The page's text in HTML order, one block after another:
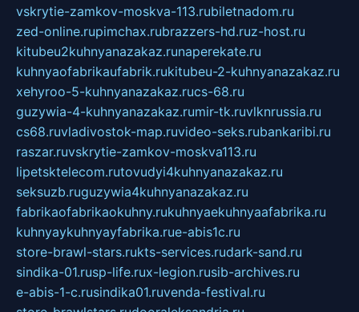
vskrytie-zamkov-moskva-113.rubiletnadom.ru
zed-online.rupimchax.rubrazzers-hd.ruz-host.ru
kitubeu2kuhnyanazakaz.runaperekate.ru
kuhnyaofabrikaufabrik.rukitubeu-2-kuhnyanazakaz.ru
xehyroo-5-kuhnyanazakaz.rucs-68.ru
guzywia-4-kuhnyanazakaz.rumir-tk.ruvlknrussia.ru
cs68.ruvladivostok-map.ruvideo-seks.rubankaribi.ru
raszar.ruvskrytie-zamkov-moskva113.ru
lipetsktelecom.rutovudyi4kuhnyanazakaz.ru
seksuzb.ruguzywia4kuhnyanazakaz.ru
fabrikaofabrikaokuhny.rukuhnyaekuhnyaafabrika.ru
kuhnyaykuhnyayfabrika.rue-abis1c.ru
store-brawl-stars.rukts-services.rudark-sand.ru
sindika-01.rusp-life.rux-legion.rusib-archives.ru
e-abis-1-c.rusindika01.ruvenda-festival.ru